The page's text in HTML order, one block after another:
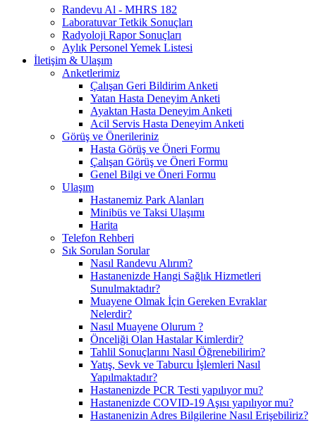
Randevu Al - MHRS 182
Laboratuvar Tetkik Sonuçları
Radyoloji Rapor Sonuçları
Aylık Personel Yemek Listesi
İletişim & Ulaşım
Anketlerimiz
Çalışan Geri Bildirim Anketi
Yatan Hasta Deneyim Anketi
Ayaktan Hasta Deneyim Anketi
Acil Servis Hasta Deneyim Anketi
Görüş ve Önerileriniz
Hasta Görüş ve Öneri Formu
Çalışan Görüş ve Öneri Formu
Genel Bilgi ve Öneri Formu
Ulaşım
Hastanemiz Park Alanları
Minibüs ve Taksi Ulaşımı
Harita
Telefon Rehberi
Sık Sorulan Sorular
Nasıl Randevu Alırım?
Hastanenizde Hangi Sağlık Hizmetleri
Sunulmaktadır?
Muayene Olmak İçin Gereken Evraklar
Nelerdir?
Nasıl Muayene Olurum ?
Önceliği Olan Hastalar Kimlerdir?
Tahlil Sonuçlarını Nasıl Öğrenebilirim?
Yatış, Sevk ve Taburcu İşlemleri Nasıl
Yapılmaktadır?
Hastanenizde PCR Testi yapılıyor mu?
Hastanenizde COVID-19 Aşısı yapılıyor mu?
Hastanenizin Adres Bilgilerine Nasıl Erişebiliriz?